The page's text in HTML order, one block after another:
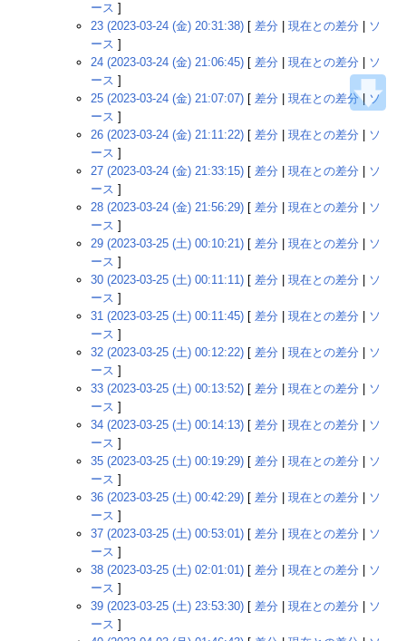
ース ]
23 (2023-03-24 (金) 20:31:38) [ 差分 現在との差分
ソ
ース ]
24 (2023-03-24 (金) 21:06:45) [ 差分 現在との差分
ソ
ース ]
25 (2023-03-24 (金) 21:07:07) [ 差分 現在との差分| ソ
ース ]
26 (2023-03-24 (金) 21:11:22) [ 差分 現在との差分
ソ
ース ]
27 (2023-03-24 (金) 21:33:15) [ 差分 現在との差分
ソ
ース ]
28 (2023-03-24 (金) 21:56:29) [ 差分 現在との差分
ソ
ース ]
29 (2023-03-25 (土) 00:10:21) [ 差分 現在との差分
ソ
ース ]
30 (2023-03-25 (土) 00:11:11) [ 差分 現在との差分
ソ
ース ]
31 (2023-03-25 (土) 00:11:45) [ 差分 現在との差分
ソ
ース ]
32 (2023-03-25 (土) 00:12:22) [ 差分 現在との差分
ソ
ース ]
33 (2023-03-25 (土) 00:13:52) [ 差分 現在との差分
ソ
ース ]
34 (2023-03-25 (土) 00:14:13) [ 差分 現在との差分
ソ
ース ]
35 (2023-03-25 (土) 00:19:29) [ 差分 現在との差分
ソ
ース ]
36 (2023-03-25 (土) 00:42:29) [ 差分 現在との差分
ソ
ース ]
37 (2023-03-25 (土) 00:53:01) [ 差分 現在との差分
ソ
ース ]
38 (2023-03-25 (土) 02:01:01) [ 差分 現在との差分
ソ
ース ]
39 (2023-03-25 (土) 23:53:30) [ 差分 現在との差分
ソ
ース ]